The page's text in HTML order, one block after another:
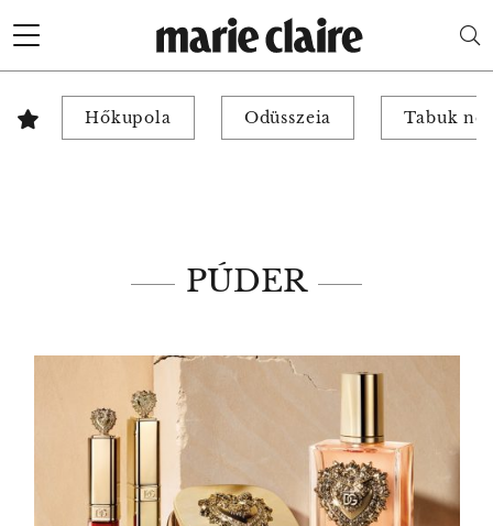
Hőkupola Odüsszeia Tabuk
PÚDER